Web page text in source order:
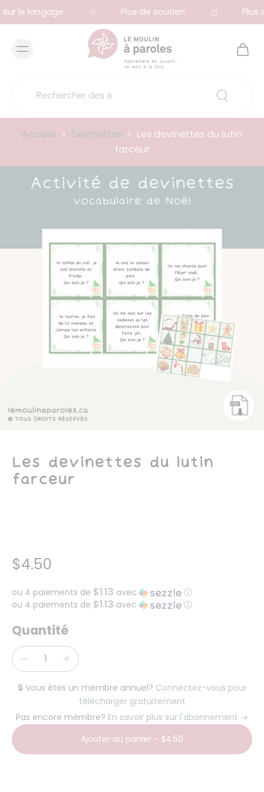
le langage. Plus de soutien. Plus
Accueil > Devinettes > Les devinettes du lutin
farceur
Les devinettes du lutin
farceur
$4.50
ou 4 paiements de $1.13 avec
ⓘ
ou 4 paiements de $1.13 avec ⓘ
Quantité
🔒 Vous êtes un membre annuel? Connectez-vous pour
télécharger gratuitement
Pas encore membre? En savoir plus sur l'abonnement →
Ajouter au panier - $4.50